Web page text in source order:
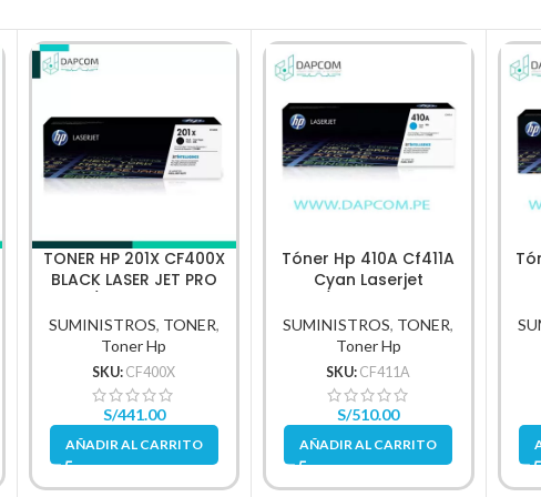
TONER HP 201X CF400X
BLACK LASER JET PRO
SUMINISTROS, TONER,
Toner Hp
SKU: CF400X
S/441.00
AÑADIR AL CARRITO
Tóner Hp 410A Cf411A
Cyan Laserjet
SUMINISTROS, TONER,
Toner Hp
SKU: CF411A
S/510.00
AÑADIR AL CARRITO